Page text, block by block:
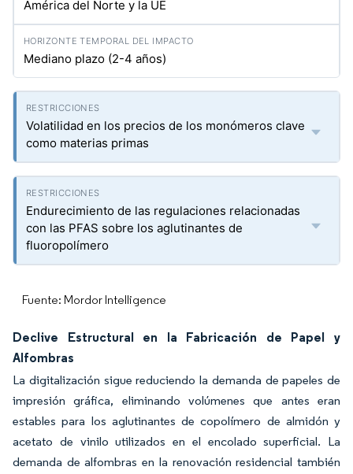
América del Norte y la UE
Mediano plazo (2-4 años)
Volatilidad en los precios de los monómeros clave
como materias primas
Endurecimiento de las regulaciones relacionadas
con las PFAS sobre los aglutinantes de
fluoropolímero
Fuente: Mordor Intelligence
Declive Estructural en la Fabricación de Papel y
Alfombras
La digitalización sigue reduciendo la demanda de papeles de
impresión gráfica, eliminando volúmenes que antes eran
estables para los aglutinantes de copolímero de almidón y
acetato de vinilo utilizados en el encolado superficial. La
demanda de alfombras en la renovación residencial también